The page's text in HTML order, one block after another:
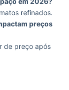
refinados.
preços
de preço após